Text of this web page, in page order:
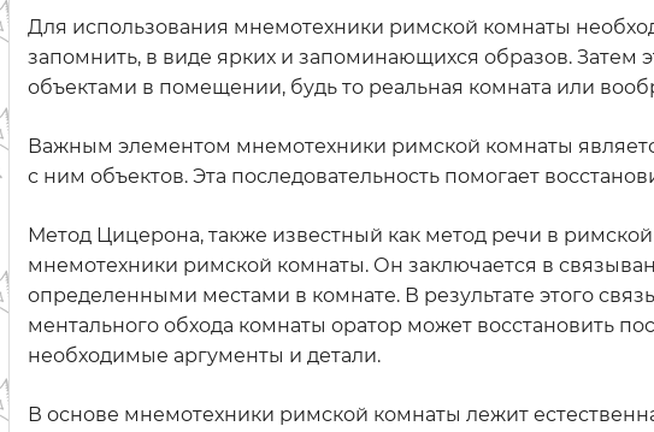
Для использования мнемотехники римской комнаты
запомнить, в виде ярких и запоминающихся образов.
объектами в помещении, будь то реальная комната или
Важным элементом мнемотехники римской комнаты
с ним объектов. Эта последовательность помогает
Метод Цицерона, также известный как метод речи в
мнемотехники римской комнаты. Он заключается в
определенными местами в комнате. В результате этого
ментального обхода комнаты оратор может восстановить
необходимые аргументы и детали.
В основе мнемотехники римской комнаты лежит